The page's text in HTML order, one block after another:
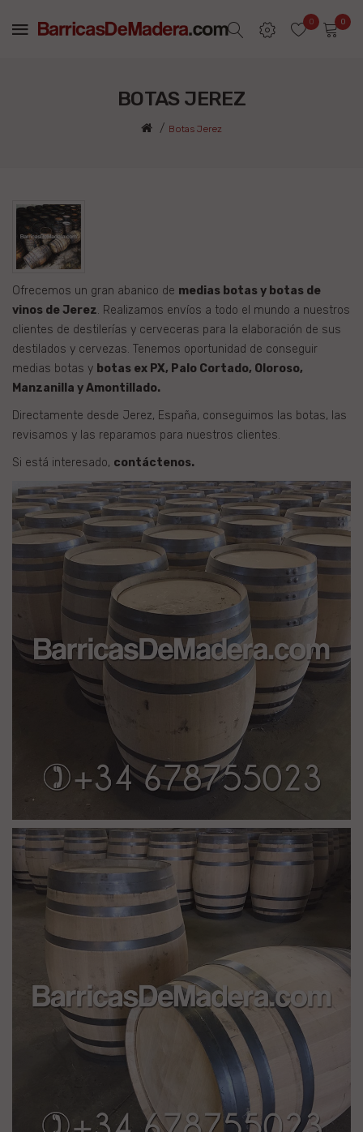
0 0
BOTAS JEREZ
Botas Jerez
Ofrecemos un gran abanico de medias botas y botas de
vinos de Jerez. Realizamos envíos a todo el mundo a nuestros
clientes de destilerías y cerveceras para la elaboración de sus
destilados y cervezas. Tenemos oportunidad de conseguir
medias botas y botas ex PX, Palo Cortado, Oloroso,
Manzanilla y Amontillado.
Directamente desde Jerez, España, conseguimos las botas, las
revisamos y las reparamos para nuestros clientes.
Si está interesado, contáctenos.